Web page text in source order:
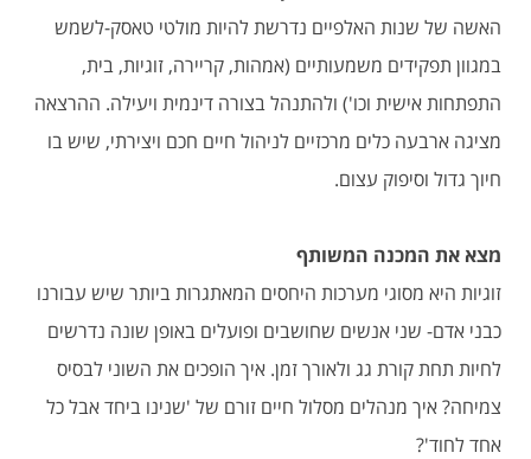
האשה של שנות האלפיים נדרשת להיות מולטי טאסק-לשמש
במגוון תפקידים משמעותיים (אמהות, קריירה, זוגיות, בית,
התפתחות אישית וכו') ולהתנהל בצורה דינמית ויעילה. ההרצאה
מציגה ארבעה כלים מרכזיים לניהול חיים חכם ויצירתי, שיש בו
חיוך גדול וסיפוק עצום.
מצא את המכנה המשותף
זוגיות היא מסוגי מערכות היחסים המאתגרות ביותר שיש עבורנו
כבני אדם- שני אנשים שחושבים ופועלים באופן שונה נדרשים
לחיות תחת קורת גג ולאורך זמן. איך הופכים את השוני לבסיס
צמיחה? איך מנהלים מסלול חיים זורם של 'שנינו ביחד אבל כל
אחד לחוד'?